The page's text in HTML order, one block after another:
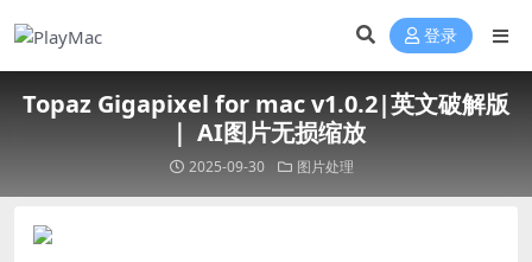
登录
Topaz Gigapixel for mac v1.0.2|英文破解版
｜ AI图片无损缩放
2025-09-30 图片处理